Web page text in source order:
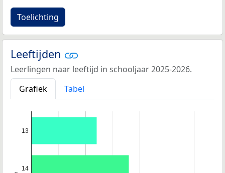
Toelichting
Leeftijden
Leerlingen naar leeftijd in schooljaar 2025-2026.
Grafiek
Tabel
13
14